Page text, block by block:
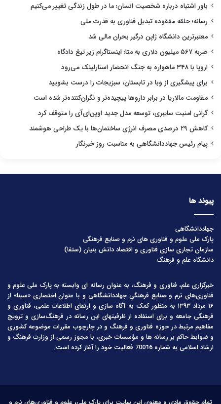
باور اشتباه درباره شخصیت انسان؛ ما در طول زندگی تغییر می‌کنیم
رسانه؛ حلقه مفقوده تبدیل فناوری به قدرت ملی
معتبرترین دانشگاه ژاپن درگیر بحران مالی شد
ضربه ۵۶۷ میلیون دلاری به متا؛ اینستاگرام زیر تیغ دادگاه
اروپا با ۳۴۸ ماهواره به جنگ انحصار استارلینک می‌رود
برای پیشگیری از وبا در تابستان، سبزیجات را درست بشویید
مقاومت مالاریا در برابر داروها پیچیده‌تر و نگران‌کننده‌تر شده است
گرانی امنیت سایبری، توسعه مدل جدید اوپن‌ای‌آی را متوقف کرد
کاهش ۲۹ درصدی مصرف انرژی ساختمان‌ها با یک طراحی هوشمند
پیام رئیس جهاددانشگاهی به مناسبت روز خبرنگار
پیوند ها
جهاددانشگاهی
پارک ملی علوم و فناوری های نرم و صنایع فرهنگی
سازمان تجاری سازی فناوری و اقتصاد دانش بنیان (ستفا)
دانشگاه علم و فرهنگ
خبرگزاری علم، فناوری و فرهنگ، به عنوان رسانه ای وابسته به پارک ملی علوم و
فناوری‌های نرم و صنایع فرهنگیِ جهاددانشگاهی و با عنوان اختصاری «سینا» از
۱۶ مرداد ۱۳۹۳ به منظور کمک به آگاه سازی و ارتقای اطلاعات علمی، فناوری و
فرهنگی جامعه و برای استفاده از ظرفیتهای این رسانه در فرهنگ‌سازی و ترویج
مفاهیم مرتبط در حوزه فناوری و فرهنگ و در چارچوب مقررات موضوعه کشوری
و ضوابط حاکم بر رسانه ها و مؤسسات خبری، با مجوز رسمی از وزارت فرهنگ و
ارشاد اسلامی به شماره 70016 فعالیت خود را آغاز کرده است.